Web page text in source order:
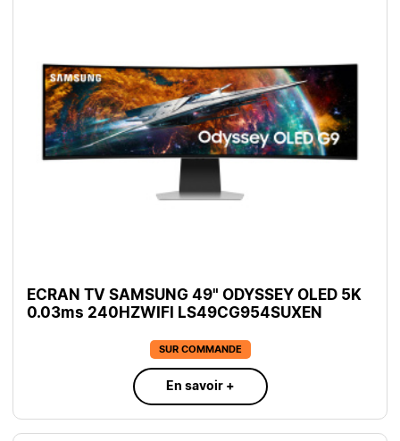
ECRAN TV SAMSUNG 49" ODYSSEY OLED 5K
0.03ms 240HZWIFI LS49CG954SUXEN
SUR COMMANDE
En savoir +